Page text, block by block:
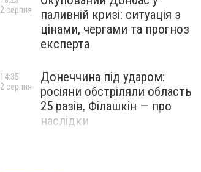
паливній кризі: ситуація з
цінами, чергами та прогноз
експерта
2 серпня
Донеччина під ударом:
росіяни обстріляли область
25 разів, Філашкін — про
наслідки
14:35
2 серпня